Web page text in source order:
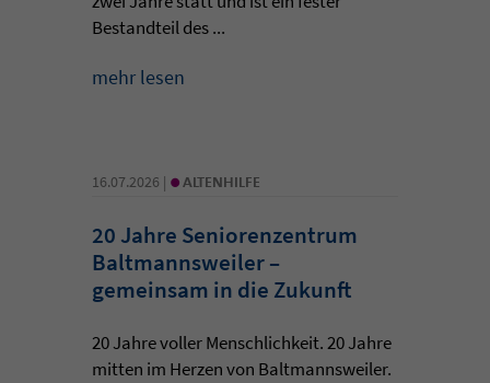
Bestandteil des ...
mehr lesen
16.07.2026 | • ALTENHILFE
20 Jahre Seniorenzentrum
Baltmannsweiler –
gemeinsam in die Zukunft
20 Jahre voller Menschlichkeit. 20 Jahre
mitten im Herzen von Baltmannsweiler.